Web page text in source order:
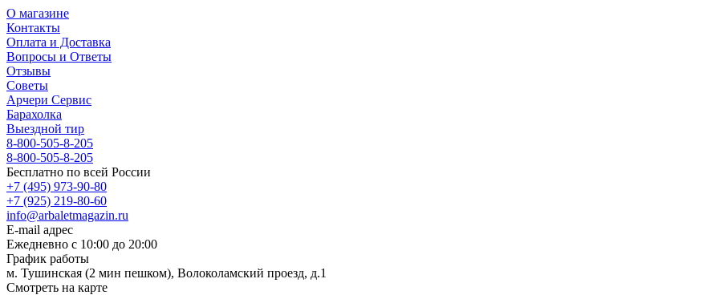
О магазине
Контакты
Оплата и Доставка
Вопросы и Ответы
Отзывы
Советы
Арчери Сервис
Барахолка
Выездной тир
8-800-505-8-205
8-800-505-8-205
Бесплатно по всей России
+7 (495) 973-90-80
+7 (925) 219-80-60
info@arbaletmagazin.ru
E-mail адрес
Ежедневно с 10:00 до 20:00
График работы
м. Тушинская (2 мин пешком), Волоколамский проезд, д.1
Смотреть на карте